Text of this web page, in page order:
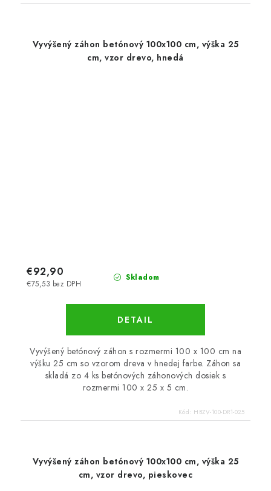
Vyvýšený záhon betónový 100x100 cm, výška 25
cm, vzor drevo, hnedá
Skladom
€75,53 bez DPH
€92,90
DETAIL
Vyvýšený betónový záhon s rozmermi 100 x 100 cm na
výšku 25 cm so vzorom dreva v hnedej farbe. Záhon sa
skladá zo 4 ks betónových záhonových dosiek s
rozmermi 100 x 25 x 5 cm.
Kód: HBZV-100-DR1-025
Vyvýšený záhon betónový 100x100 cm, výška 25
cm, vzor drevo, pieskovec